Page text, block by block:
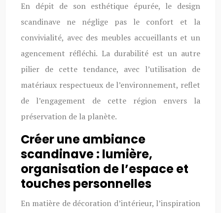
En dépit de son esthétique épurée, le design
scandinave ne néglige pas le confort et la
convivialité, avec des meubles accueillants et un
agencement réfléchi. La durabilité est un autre
pilier de cette tendance, avec l’utilisation de
matériaux respectueux de l’environnement, reflet
de l’engagement de cette région envers la
préservation de la planète.
Créer une ambiance
scandinave : lumière,
organisation de l’espace et
touches personnelles
En matière de décoration d’intérieur, l’inspiration